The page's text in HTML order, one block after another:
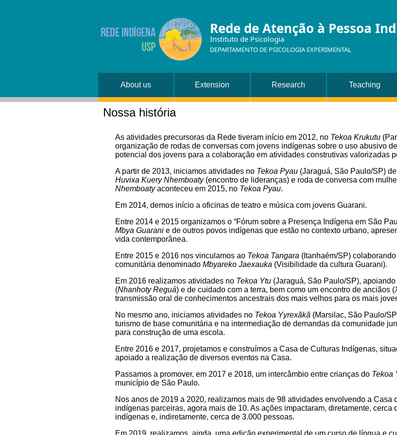
Rede de Atenção à Pessoa
Instituto de Psicologia
DEPARTAMENTO DE PSICOLOGIA EXPERIMENTAL
About us Extension Research Teaching
Nossa história
As atividades precursoras da Rede tiveram início em 2012, no Tekoa Krukutu
organização de rodas de conversas com jovens indígenas sobre o uso abusivo
potencial dos jovens para a colaboração em atividades construtivas valorizadas
A partir de 2013, iniciamos atividades no Tekoa Pyau (Jaraguá, São Paulo/SP)
Huvixa Kuery Nhemboaty(encontro de lideranças) e roda de conversa com
Nhemboatyaconteceu em 2015, no Tekoa Pyau.
Em 2014, demos início a oficinas de teatro e música com jovens Guarani.
Entre 2014 e 2015 organizamos o “Fórum sobre a Presença Indígena em São
Mbya Guarani e de outros povos indígenas que estão no contexto urbano,
vida contemporânea.
Entre 2015 e 2016 nos vinculamos ao Tekoa Tangara (Itanhaém/SP)
comunitária denominado Mbyareko Jaexauka (Visibilidade da cultura Guarani).
Em 2016 realizamos atividades no Tekoa Ytu (Jaraguá, São Paulo/SP),
(Nhanhoty Reguá) e de cuidado com a terra, bem como um encontro de anciãos (
transmissão oral de conhecimentos ancestrais dos mais velhos para os mais
No mesmo ano, iniciamos atividades no Tekoa Yyrexãkã (Marsilac, São Paulo/
turismo de base comunitária e na intermediação de demandas da comunidade
para construção de uma escola.
Entre 2016 e 2017, projetamos e construímos a Casa de Culturas Indígenas,
apoiado a realização de diversos eventos na Casa.
Passamos a promover, em 2017 e 2018, um intercâmbio entre crianças do Tekoa
município de São Paulo.
Nos anos de 2019 a 2020, realizamos mais de 98 atividades envolvendo a
indígenas parceiras, agora mais de 10. As ações impactaram, diretamente,
indígenas e, indiretamente, cerca de 3.000 pessoas.
Em 2019, realizamos, ainda, uma edição experimental de um curso de língua e